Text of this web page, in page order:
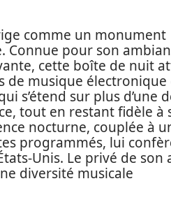
comme un monument
Connue pour son
cette boîte de nuit
de musique électronique
s’étend sur plus d’une
tout en restant fidèle à
nocturne, couplée à
programmés, lui
Unis. Le privé de son
diversité musicale